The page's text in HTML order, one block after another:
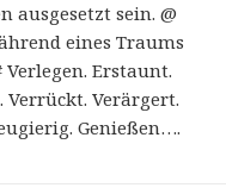
ausgesetzt sein. @
eines Traums
Erstaunt.
Verärgert.
Genießen….